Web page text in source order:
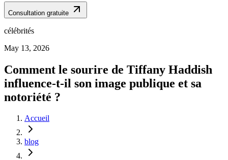
Consultation gratuite
célébrités
May 13, 2026
Comment le sourire de Tiffany Haddish
influence-t-il son image publique et sa
notoriété ?
Accueil
blog